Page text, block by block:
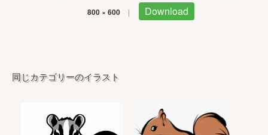
800 × 600 | Download
同じカテゴリーのイラスト